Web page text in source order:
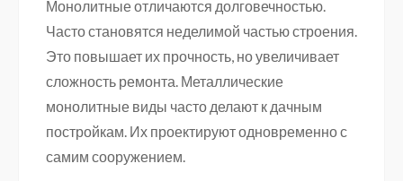
Монолитные отличаются долговечностью.
Часто становятся неделимой частью строения.
Это повышает их прочность, но увеличивает
сложность ремонта. Металлические
монолитные виды часто делают к дачным
постройкам. Их проектируют одновременно с
самим сооружением.